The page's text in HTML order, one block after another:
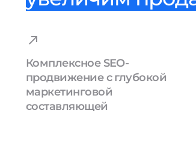
Комплексное SEO-
продвижение с глубокой
маркетинговой
составляющей